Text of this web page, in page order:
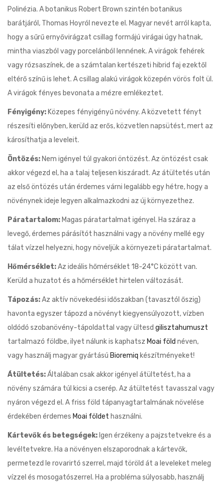
Polinézia. A botanikus Robert Brown szintén botanikus
barátjáról, Thomas Hoyról nevezte el. Magyar nevét arról kapta,
hogy a sűrű ernyővirágzat csillag formájú virágai úgy hatnak,
mintha viaszból vagy porcelánból lennének. A virágok fehérek
vagy rózsaszínek, de a számtalan kertészeti hibrid faj ezektől
eltérő színű is lehet. A csillag alakú virágok közepén vörös folt ül.
A virágok fényes bevonata a mézre emlékeztet.
Fényigény: Közepes fényigényű növény. A közvetett fényt
részesíti előnyben, kerüld az erős, közvetlen napsütést, mert az
károsíthatja a leveleit.
Öntözés: Nem igényel túl gyakori öntözést. Az öntözést csak
akkor végezd el, ha a talaj teljesen kiszáradt. Az átültetés után
az első öntözés után érdemes várni legalább egy hétre, hogy a
növénynek ideje legyen alkalmazkodni az új környezethez.
Páratartalom: Magas páratartalmat igényel. Ha száraz a
levegő, érdemes párásítót használni vagy a növény mellé egy
tálat vízzel helyezni, hogy növeljük a környezeti páratartalmat.
Hőmérséklet:Az ideális hőmérséklet 18-24°C között van.
Kerüld a huzatot és a hőmérséklet hirtelen változását.
Tápozás:Az aktív növekedési időszakban (tavasztól őszig)
havonta egyszer tápozd a növényt kiegyensúlyozott, vízben
oldódó szobanövény-tápoldattal vagy ültesd gilisztahumuszt
tartalmazó földbe, ilyet nálunk is kaphatsz Moai föld néven,
vagy használj magyar gyártású Bioremiq készítményeket!
Átültetés:Általában csak akkor igényel átültetést, ha a
növény számára túl kicsi a cserép. Az átültetést tavasszal vagy
nyáron végezd el. A friss föld tápanyagtartalmának növelése
érdekében érdemes Moai földet használni.
Kártevők és betegségek: Igen érzékeny a pajzstetvekre és a
levéltetvekre. Ha a növényen elszaporodnak a kártevők,
permetezd le rovarirtó szerrel, majd töröld át a leveleket meleg
vízzel és mosogatószerrel. Ha a probléma súlyosabb, használj